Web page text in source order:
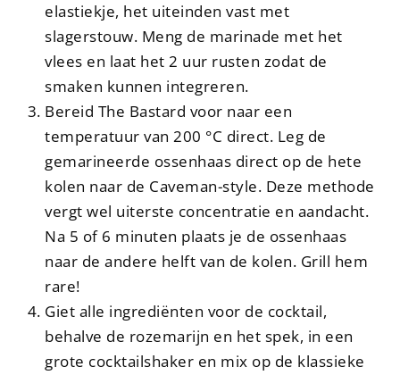
elastiekje, het uiteinden vast met
slagerstouw. Meng de marinade met het
vlees en laat het 2 uur rusten zodat de
smaken kunnen integreren.
Bereid The Bastard voor naar een
temperatuur van 200 °C direct. Leg de
gemarineerde ossenhaas direct op de hete
kolen naar de Caveman-style. Deze methode
vergt wel uiterste concentratie en aandacht.
Na 5 of 6 minuten plaats je de ossenhaas
naar de andere helft van de kolen. Grill hem
rare!
Giet alle ingrediënten voor de cocktail,
behalve de rozemarijn en het spek, in een
grote cocktailshaker en mix op de klassieke